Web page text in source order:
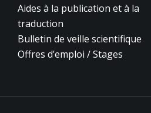
Aides à la publication et à la
traduction
Bulletin de veille scientifique
Offres d’emploi / Stages